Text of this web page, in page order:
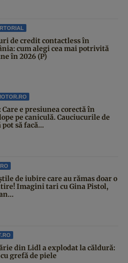
de credit contactless în
cum alegi cea mai potrivită
în 2026 (P)
Care e presiunea corectă în
pe caniculă. Cauciucurile de
să facă...
de iubire care au rămas doar o
Imagini tari cu Gina Pistol,
din Lidl a explodat la căldură:
grefă de piele